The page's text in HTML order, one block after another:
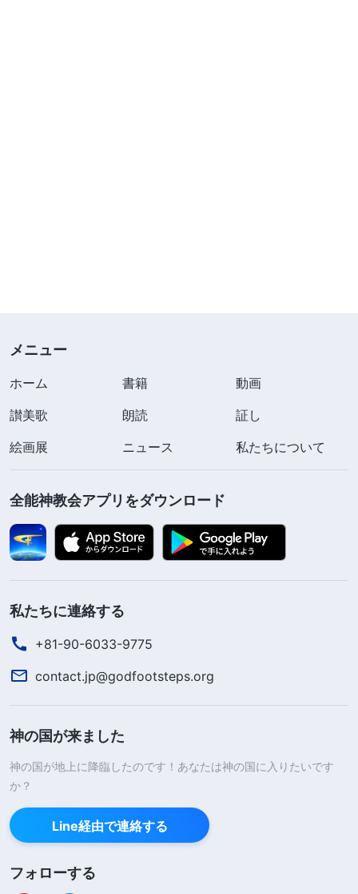
メニュー
ホーム 書籍
動画
讃美歌
朗読
証し
絵画展
ニュース 私たちについて
全能神教会アプリをダウンロード
私たちに連絡する
+81-90-6033-9775
contact.jp@godfootsteps.org
神の国が来ました
神の国が地上に降臨したのです！あなたは神の国に入りたいです
か？
Line経由で連絡する
フォローする